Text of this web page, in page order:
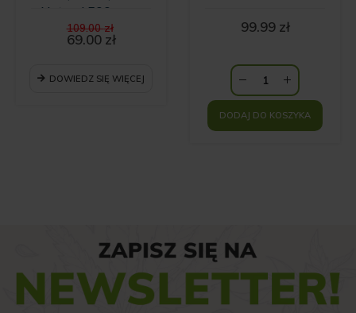
Natural 500 mg -
10ml
109.00zł
cena
69.00 zł
wynosi:
DOWIEDZ SIĘ WIĘCEJ
99.99 zł
DODAJ DO KOSZYKA